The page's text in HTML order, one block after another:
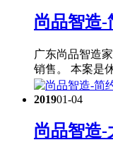
尚品智造-
广东尚品智造
销售。 本案是
201901-04
尚品智造-